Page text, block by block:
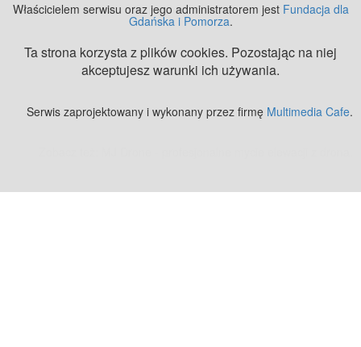
Właścicielem serwisu oraz jego administratorem jest Fundacja dla
Gdańska i Pomorza.
Ta strona korzysta z plików cookies. Pozostając na niej
akceptujesz warunki ich używania.
Serwis zaprojektowany i wykonany przez firmę Multimedia Cafe.